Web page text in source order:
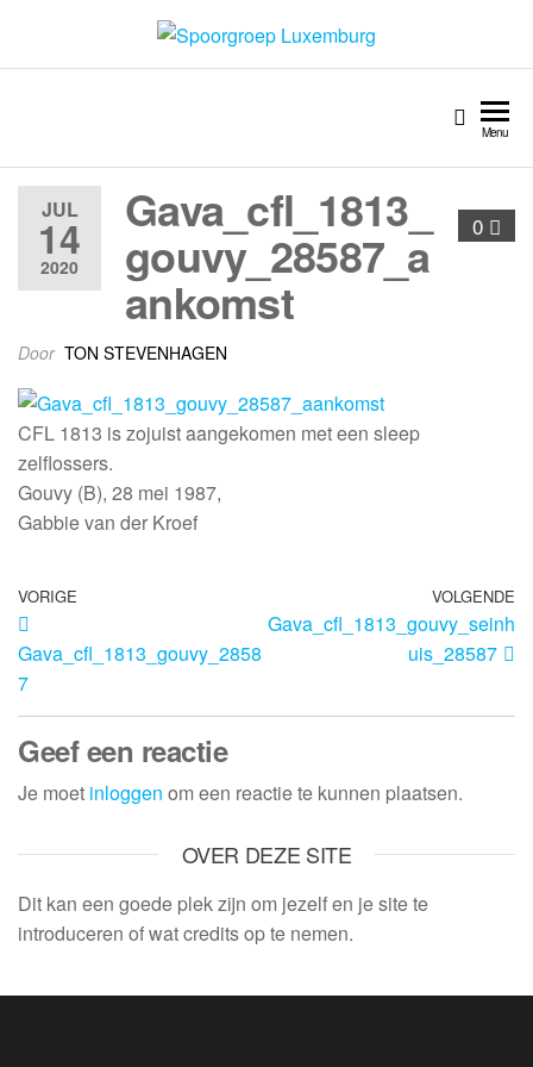
Spoorgroep Luxemburg
Menu
JUL
14
2020
0
Gava_cfl_1813_
gouvy_28587_a
ankomst
Door TON STEVENHAGEN
CFL 1813 is zojuist aangekomen met een sleep
zelflossers.
Gouvy (B), 28 mei 1987,
Gabbie van der Kroef
VORIGE
Gava_cfl_1813_gouvy_2858
7
VOLGENDE
Gava_cfl_1813_gouvy_seinh
uis_28587
Geef een reactie
Je moet inloggen om een reactie te kunnen plaatsen.
OVER DEZE SITE
Dit kan een goede plek zijn om jezelf en je site te
introduceren of wat credits op te nemen.